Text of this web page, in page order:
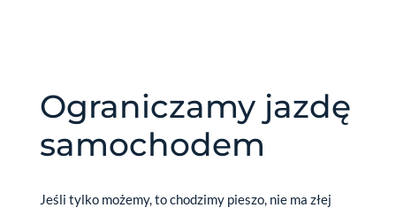
Ograniczamy jazdę
samochodem
Jeśli tylko możemy, to chodzimy pieszo, nie ma złej